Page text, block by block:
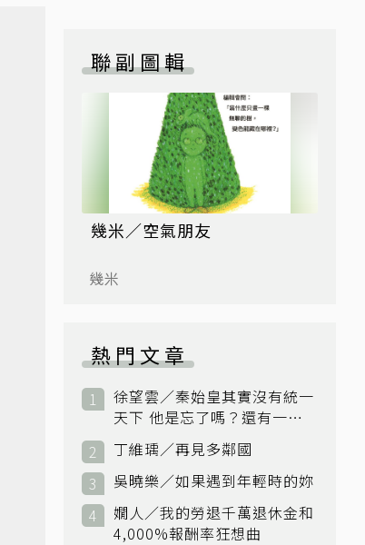
聯副圖輯
幾米／空氣朋友
幾米
熱門文章
徐望雲／秦始皇其實沒有統一
天下 他是忘了嗎？還有一個
小國：衛國
丁維瑀／再見多鄰國
吳曉樂／如果遇到年輕時的妳
嫺人／我的勞退千萬退休金和
4,000%報酬率狂想曲